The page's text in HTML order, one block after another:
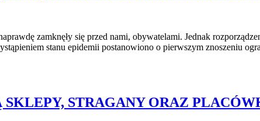
zamknęły się przed nami, obywatelami. Jednak
stanu epidemii postanowiono o pierwszym znoszeniu
STRAGANY ORAZ